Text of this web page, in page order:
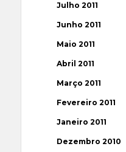
Julho 2011
Junho 2011
Maio 2011
Abril 2011
Março 2011
Fevereiro 2011
Janeiro 2011
Dezembro 2010